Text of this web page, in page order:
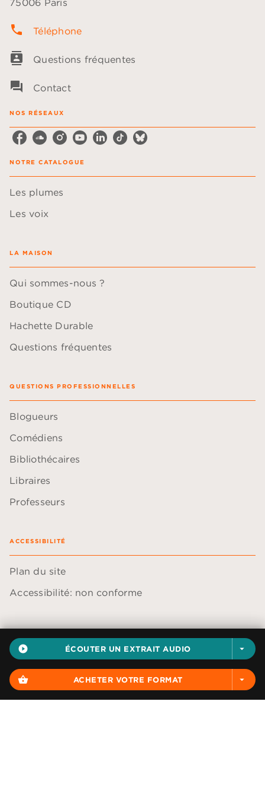
play_circle_filled ÉCOUTER UN EXTRAIT AUDIO arrow_drop_down
shopping_basket ACHETER VOTRE FORMAT arrow_drop_down
phone Téléphone
contacts Questions fréquentes
question_answer Contact
NOS RÉSEAUX
NOTRE CATALOGUE
Les plumes
Les voix
LA MAISON
Qui sommes-nous ?
Boutique CD
Hachette Durable
Questions fréquentes
QUESTIONS PROFESSIONNELLES
Blogueurs
Comédiens
Bibliothécaires
Libraires
Professeurs
ACCESSIBILITÉ
Plan du site
Accessibilité: non conforme
Données personnelles
Paramétrer vos cookies
Mentions légales
Conditions générales d'utilisation